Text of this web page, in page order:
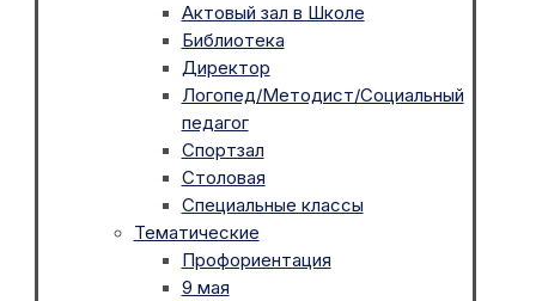
Актовый зал в Школе
Библиотека
Директор
Логопед/Методист/Социальный
педагог
Спортзал
Столовая
Специальные классы
Тематические
Профориентация
9 мая